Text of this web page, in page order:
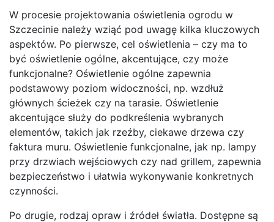
W procesie projektowania oświetlenia ogrodu w
Szczecinie należy wziąć pod uwagę kilka kluczowych
aspektów. Po pierwsze, cel oświetlenia – czy ma to
być oświetlenie ogólne, akcentujące, czy może
funkcjonalne? Oświetlenie ogólne zapewnia
podstawowy poziom widoczności, np. wzdłuż
głównych ścieżek czy na tarasie. Oświetlenie
akcentujące służy do podkreślenia wybranych
elementów, takich jak rzeźby, ciekawe drzewa czy
faktura muru. Oświetlenie funkcjonalne, jak np. lampy
przy drzwiach wejściowych czy nad grillem, zapewnia
bezpieczeństwo i ułatwia wykonywanie konkretnych
czynności.
Po drugie, rodzaj opraw i źródeł światła. Dostępne są